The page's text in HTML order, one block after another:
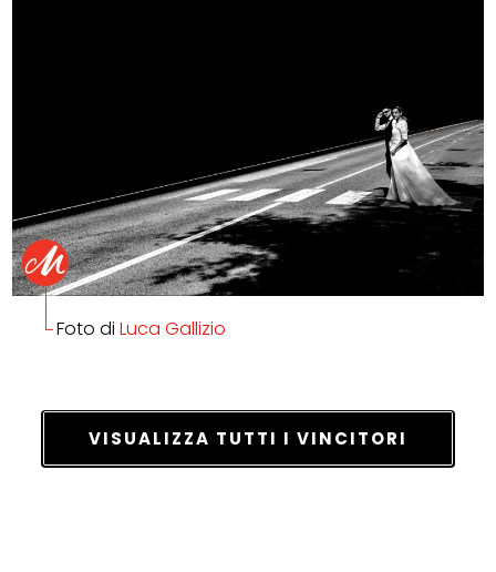
Foto di Luca Gallizio
VISUALIZZA TUTTI I VINCITORI